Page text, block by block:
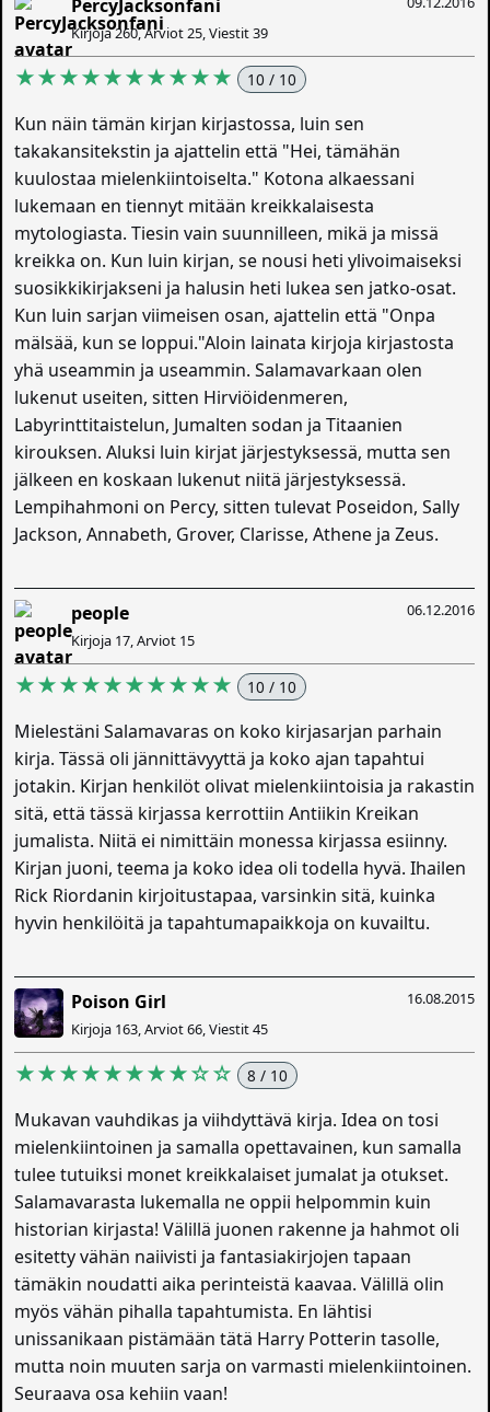
PercyJacksonfani
Kirjoja 260, Arviot 25, Viestit 39
★★★★★★★★★★ 10 / 10
Kun näin tämän kirjan kirjastossa, luin sen
takakansitekstin ja ajattelin että "Hei, tämähän
kuulostaa mielenkiintoiselta." Kotona alkaessani
lukemaan en tiennyt mitään kreikkalaisesta
mytologiasta. Tiesin vain suunnilleen, mikä ja missä
kreikka on. Kun luin kirjan, se nousi heti ylivoimaiseksi
suosikkikirjakseni ja halusin heti lukea sen jatko-osat.
Kun luin sarjan viimeisen osan, ajattelin että "Onpa
mälsää, kun se loppui."Aloin lainata kirjoja kirjastosta
yhä useammin ja useammin. Salamavarkaan olen
lukenut useiten, sitten Hirviöidenmeren,
Labyrinttitaistelun, Jumalten sodan ja Titaanien
kirouksen. Aluksi luin kirjat järjestyksessä, mutta sen
jälkeen en koskaan lukenut niitä järjestyksessä.
Lempihahmoni on Percy, sitten tulevat Poseidon, Sally
Jackson, Annabeth, Grover, Clarisse, Athene ja Zeus.
06.12.2016
people
Kirjoja 17, Arviot 15
★★★★★★★★★★ 10 / 10
Mielestäni Salamavaras on koko kirjasarjan parhain
kirja. Tässä oli jännittävyyttä ja koko ajan tapahtui
jotakin. Kirjan henkilöt olivat mielenkiintoisia ja rakastin
sitä, että tässä kirjassa kerrottiin Antiikin Kreikan
jumalista. Niitä ei nimittäin monessa kirjassa esiinny.
Kirjan juoni, teema ja koko idea oli todella hyvä. Ihailen
Rick Riordanin kirjoitustapaa, varsinkin sitä, kuinka
hyvin henkilöitä ja tapahtumapaikkoja on kuvailtu.
16.08.2015
Poison Girl
Kirjoja 163, Arviot 66, Viestit 45
★★★★★★★★☆☆ 8 / 10
Mukavan vauhdikas ja viihdyttävä kirja. Idea on tosi
mielenkiintoinen ja samalla opettavainen, kun samalla
tulee tutuiksi monet kreikkalaiset jumalat ja otukset.
Salamavarasta lukemalla ne oppii helpommin kuin
historian kirjasta! Välillä juonen rakenne ja hahmot oli
esitetty vähän naiivisti ja fantasiakirjojen tapaan
tämäkin noudatti aika perinteistä kaavaa. Välillä olin
myös vähän pihalla tapahtumista. En lähtisi
unissanikaan pistämään tätä Harry Potterin tasolle,
mutta noin muuten sarja on varmasti mielenkiintoinen.
Seuraava osa kehiin vaan!